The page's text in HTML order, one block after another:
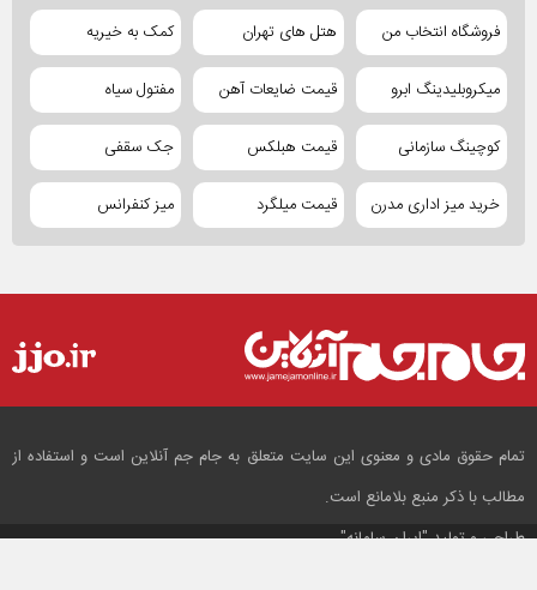
فروشگاه انتخاب من هتل های تهران کمک به خیریه
میکروبلیدینگ ابرو قیمت ضایعات آهن مفتول سیاه
کوچینگ سازمانی قیمت هبلکس جک سقفی
خرید میز اداری مدرن قیمت میلگرد میز کنفرانس
تمام حقوق مادی و معنوی این سایت متعلق به جام جم آنلاین است و استفاده از
مطالب با ذکر منبع بلامانع است.
طراحی و تولید"ایران سامانه"